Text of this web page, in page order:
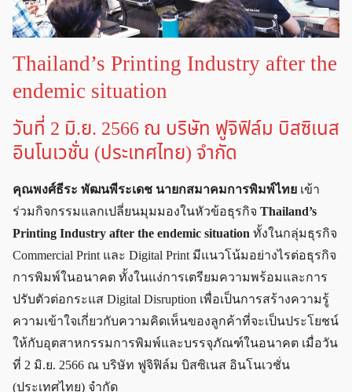
Thailand’s Printing Industry after the
endemic situation
วันที่ 2 มิ.ย. 2566 ณ บริษัท ฟูจิฟิล์ม บิสซิเนส
อินโนเวชั่น (ประเทศไทย) จำกัด
คุณพงศ์ธีระ พัฒนพีระเดช นายกสมาคมการพิมพ์ไทย เข้า
ร่วมกิจกรรมแลกเปลี่ยนมุมมองในหัวข้อธุรกิจ Thailand’s
Printing Industry after the endemic situation ทั้งในกลุ่มธุรกิจ
Commercial Print และ Digital Print มีแนวโน้มอย่างไรต่อธุรกิจ
การพิมพ์ในอนาคต ทั้งในแง่การเตรียมความพร้อมและการ
ปรับตัวต่อกระแส Digital Disruption เพื่อเป็นการสร้างความรู้
ความเข้าใจเกี่ยวกับความคิดเห็นของลูกค้าที่จะเป็นประโยชน์
ให้กับอุตสาหกรรมการพิมพ์และบรรจุภัณฑ์ในอนาคต เมื่อวัน
ที่ 2 มิ.ย. 2566 ณ บริษัท ฟูจิฟิล์ม บิสซิเนส อินโนเวชั่น
(ประเทศไทย) จำกัด